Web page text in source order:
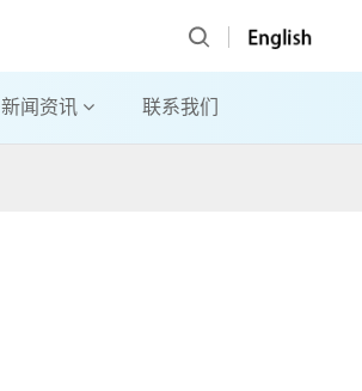
新闻资讯 联系我们